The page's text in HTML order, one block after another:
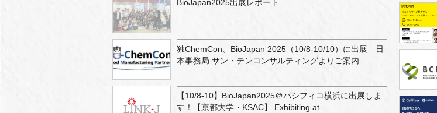
BioJapan2025出展レポート
独ChemCon、BioJapan 2025（10/8-10/10）に出展—日
本事務局 サン・テンコンサルティングよりご案内
【10/8-10】BioJapan2025＠パシフィコ横浜に出展しま
す！【京都大学・KSAC】 Exhibiting at